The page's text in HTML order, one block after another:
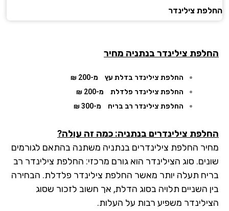
צילינדר
צילינדרבנתניה מחיר
החלפת צילינדר בדלת עץ
מ-200 ₪
החלפת צילינדר פלדלת
מ-200 ₪
החלפת צילינדר רב בריח
מ-300 ₪
צילינדרים בנתניה: כמה זה עולה?
החלפת צילינדרים בנתניה משתנה בהתאם לגורמים
סוג הצילינדר הוא גורם מרכזי: החלפת צילינדר רב
תעלה יותר מאשר החלפת צילינדר פלדלת. הבחירה
השניים תלויה בסוג הדלת, אך חשוב לזכור שסוג
משפיע רבות על העלות.